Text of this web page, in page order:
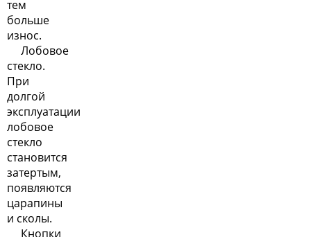
тем
больше
износ.
Лобовое
стекло.
При
долгой
эксплуатации
лобовое
стекло
становится
затертым,
появляются
царапины
и сколы.
Кнопки